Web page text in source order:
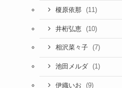
榎原依那 (11)
井桁弘恵 (10)
相沢菜々子 (7)
池田メルダ (1)
伊織いお (9)